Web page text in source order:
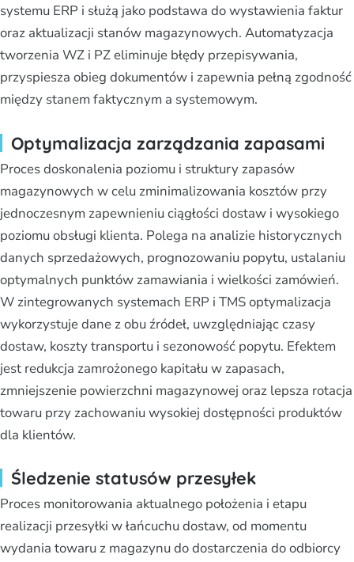
systemu ERP i służą jako podstawa do wystawienia faktur
oraz aktualizacji stanów magazynowych. Automatyzacja
tworzenia WZ i PZ eliminuje błędy przepisywania,
przyspiesza obieg dokumentów i zapewnia pełną zgodność
między stanem faktycznym a systemowym.
Optymalizacja zarządzania zapasami
Proces doskonalenia poziomu i struktury zapasów
magazynowych w celu zminimalizowania kosztów przy
jednoczesnym zapewnieniu ciągłości dostaw i wysokiego
poziomu obsługi klienta. Polega na analizie historycznych
danych sprzedażowych, prognozowaniu popytu, ustalaniu
optymalnych punktów zamawiania i wielkości zamówień.
W zintegrowanych systemach ERP i TMS optymalizacja
wykorzystuje dane z obu źródeł, uwzględniając czasy
dostaw, koszty transportu i sezonowość popytu. Efektem
jest redukcja zamrożonego kapitału w zapasach,
zmniejszenie powierzchni magazynowej oraz lepsza rotacja
towaru przy zachowaniu wysokiej dostępności produktów
dla klientów.
Śledzenie statusów przesyłek
Proces monitorowania aktualnego położenia i etapu
realizacji przesyłki w łańcuchu dostaw, od momentu
wydania towaru z magazynu do dostarczenia do odbiorcy